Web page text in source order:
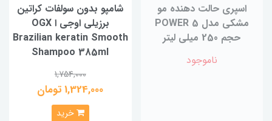
اسپری حالت دهنده مو
مشکی مدل POWER 5
حجم 250 میلی لیتر
ناموجود
شامپو بدون سولفات کراتین
برزیلی اوجی ا OGX
Brazilian keratin Smooth
Shampoo 385ml
1,754,000
1,324,000 تومان
خرید